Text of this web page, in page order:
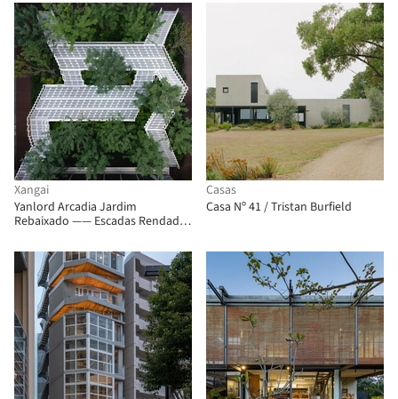
Xangai
Yanlord Arcadia Jardim
Rebaixado —— Escadas Rendadas
Casas
Casa Nº 41 / Tristan Burfield